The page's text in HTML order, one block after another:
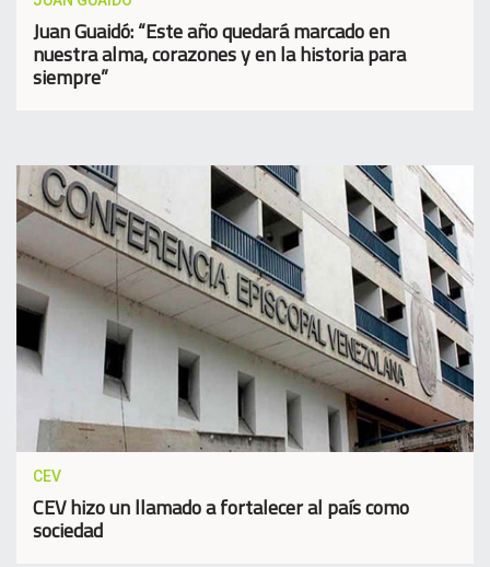
Juan Guaidó: “Este año quedará marcado en
nuestra alma, corazones y en la historia para
siempre”
CEV
CEV hizo un llamado a fortalecer al país como
sociedad